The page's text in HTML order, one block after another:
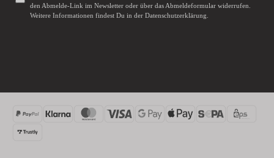
den Abmelde-Link im Newsletter oder über das Abmeldeformularwiderrufen.
Weitere Informationen findest Du in der Datenschutzerklärung